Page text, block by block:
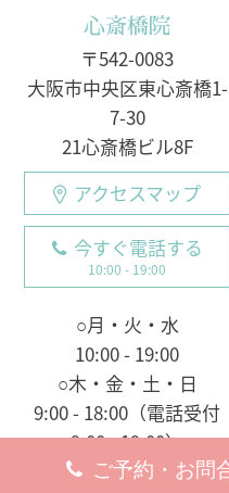
心斎橋院
〒542-0083
大阪市中央区東心斎橋1-
7-30
21心斎橋ビル8F
アクセスマップ
今すぐ電話する
10:00 - 19:00
○月・火・水
10:00 - 19:00
○木・金・土・日
9:00 - 18:00（電話受付
9:00 - 19:00）
※完全予約制